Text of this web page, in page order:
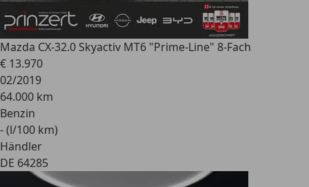
Mazda CX-32.0 Skyactiv MT6 "Prime-Line" 8-Fach
€ 13.970
02/2019
64.000 km
Benzin
- (l/100 km)
Händler
DE 64285